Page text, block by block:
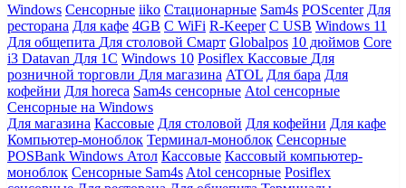
Windows Сенсорные iiko Стационарные Sam4s POScenter Для
ресторана Для кафе 4GB С WiFi R-Keeper С USB Windows 11
Для общепита Для столовой Смарт Globalpos 10 дюймов Core
i3 Datavan Для 1С Windows 10 Posiflex Кассовые Для
розничной торговли Для магазина ATOL Для бара Для
кофейни Для horeca Sam4s сенсорные Atol сенсорные
Сенсорные на Windows
Для магазина Кассовые Для столовой Для кофейни Для кафе
Компьютер-моноблок Терминал-моноблок Сенсорные
POSBank Windows Атол Кассовые Кассовый компьютер-
моноблок Сенсорные Sam4s Atol сенсорные Posiflex